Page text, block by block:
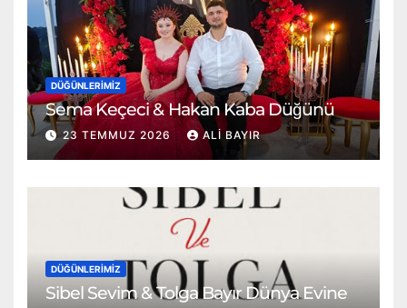
DÜĞÜNLERIMIZ
Sema Keçeci & Hakan Kaba Düğünü
23 TEMMUZ 2026 ALI BAYIR
DÜĞÜNLERIMIZ
Sibel Sevim & Tolga Bayır Dünya Evine